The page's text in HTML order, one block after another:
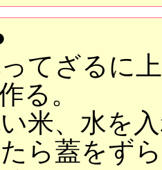
てざるに
る。
米、水を
ら蓋をず